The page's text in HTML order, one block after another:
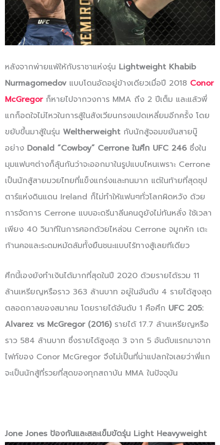
หลังจากพ่ายแพ้ให้กับราชาแห่งรุ่น Lightweight Khabib
Nurmagomedovแบบโดนอัดอยู่ข้างเดียวเมื่อปี 2018 Conor
McGregorก็หายไปจากวงการ MMA ถึง 2 ปีเต็ม และแล้วพี่
แกก็อดใจไม่ไหวในการสู้ในสังเวียนกรงแปดเหลี่ยมอีกครั้ง โดย
ขยับขึ้นมาสู้ในรุ่น Weltherweight กับนักสู้จอมขยันสายบู๊
อย่าง Donald “Cowboy” Cerrone ในศึก UFC 246ซึ่งใน
มุมแฟนๆต่างก็ลุ้นกันว่าจะออกมาในรูปแบบไหนเพราะ Cerrone
เป็นนักสู้สายมวยไทยที่แข็งแกร่งและทนมาก แต่ในท้ายที่สุดซุป
ตาร์แห่งดินแดน Ireland ก็ไม่ทำให้แฟนๆทั่วโลกผิดหวัง ด้วย
การจัดการ Cerrone แบบอะดรีนาลีนคนดูยังไม่ทันหลั่ง ใช้เวลา
เพียง 40 วินาทีในการศอกด้วยไหล่จน Cerrone จมูกหัก เตะ
ก้านคอและระดมหมัดล้มทั้งยืนชนะแบบไร้ทางสู้เลยทีเดียว
ศึกนี้เองยังทำเงินได้มากที่สุดในปี 2020 ด้วยรายได้รวม 11
ล้านเหรียญหรือราว 363 ล้านบาท อยู่ในอันดับ 4 รายได้สูงสุด
ตลอดกาลของสมาคม โดยรายได้อันดับ 1 คือศึก UFC 205:
Alvarez vs McGregor (2016)รายได้ 17.7 ล้านเหรียญหรือ
ราว 584 ล้านบาท ซึ่งรายได้สูงสุด 3 จาก 5 อันดับแรกมาจาก
ไฟท์ของ Conor McGregor จึงไม่เป็นที่น่าแปลกใจเลยว่าพี่แก
จะเป็นนักสู้ที่รวยที่สุดของทุกสถาบัน MMA ในปัจจุบัน
Jone Jones ป้องกันและสละเข็มขัดรุ่น Light Heavyweight